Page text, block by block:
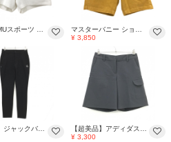
【美品】MUスポーツ ニットショートパンツ 白 フリル ウエストゴム 調節紐 吸汗速乾 抗菌 レディース 42 ゴルフウェア M・U SPORTS
マスターバニー ショートパンツ ライトオレンジ系 表微起毛 ストレッチ レディース 1(M) ゴルフウェア MASTER BUNNY EDITION
¥ 3,850
【超美品】ジャックバニー パンツ 黒 ラビット刺しゅう サッカー生地 ウエスト後ろゴム 調節紐 レディース 0(S) ゴルフウェア Jack Bunny
【超美品】アディダス ショートパンツ グレー サッカー調生地 ウエスト一部ゴム ストレッチ レディース M ゴルフウェア adidas
¥ 3,300